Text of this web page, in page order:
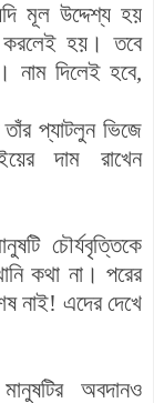
মূল উদ্দেশ্য হয়
হয়। তবে
নাম দিলেই হবে,
প্যাটলুন ভিজে
দাম রাখেন
চৌর্যবৃত্তিকে
কথা না। পরের
নাই! এদের দেখে
অবদানও